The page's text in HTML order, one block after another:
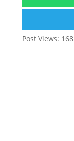
Post Views: 168